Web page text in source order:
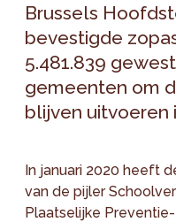
Brussels
bevestigde
5.481.839
gemeenten om
blijven uitvoeren
In januari 2020 heeft
van de pijler
Plaatselijke